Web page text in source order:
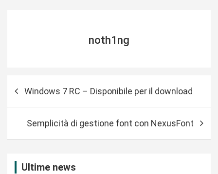
noth1ng
Windows 7 RC – Disponibile per il download
Semplicità di gestione font con NexusFont
Ultime news